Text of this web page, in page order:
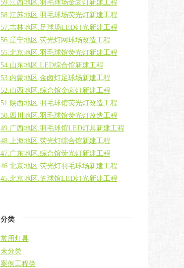
59.江西地区.羽毛球场金卤灯新建工程
58.江苏地区.羽毛球场荧光灯新建工程
57.吉林地区.足球场LED灯光新建工程
56.辽宁地区.荧光灯网球场改造工程
55.北京地区.羽毛球馆荧光灯新建工程
54.山东地区.LED综合馆新建工程
53.内蒙地区.金卤灯足球场新建工程
52.山西地区.综合馆金卤灯新建工程
51.陕西地区.羽毛球馆荧光灯改造工程
50.四川地区.羽毛球馆荧光灯改造工程
49.广西地区.羽毛球馆LED灯具新建工程
48.上海地区.荧光灯综合馆新建工程
47.广东地区.综合馆荧光灯新建工程
46.北京地区.荧光灯羽毛球场新建工程
45.北京地区.篮球馆LED灯光新建工程
分类
常用灯具
未分类
案例工程类